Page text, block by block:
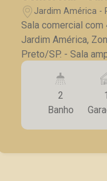
Jardim América -
Sala comercial com
Jardim América,
Preto/SP. - Sala ampla; - 2 banheiros; -
Copa; - Armários; -
de garagem. Seja para vender, alugar ou
adquirir seu imóvel
com a Piramid
imobiliária em
2
Banho
1